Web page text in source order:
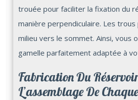
trouée pour faciliter la fixation du
manière perpendiculaire. Les
milieu vers le sommet. Ainsi, vous
gamelle parfaitement adaptée à
Fabrication Du
L’assemblage De